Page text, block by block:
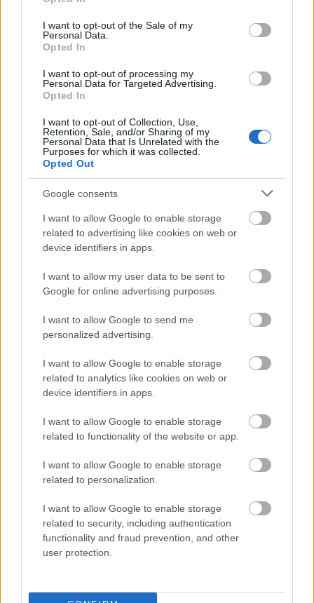
use your data for below specified purposes in below Google
consent section.
I want to opt-out of the Sale of my
Personal Data.
Opted In
I want to opt-out of processing my
Personal Data for Targeted Advertising.
Opted In
I want to opt-out of Collection, Use,
Retention, Sale, and/or Sharing of my
Personal Data that Is Unrelated with the
Purposes for which it was collected.
Opted Out
Google consents
I want to allow Google to enable storage
related to advertising like cookies on web or
device identifiers in apps.
I want to allow my user data to be sent to
Google for online advertising purposes.
I want to allow Google to send me
personalized advertising.
I want to allow Google to enable storage
related to analytics like cookies on web or
device identifiers in apps.
I want to allow Google to enable storage
related to functionality of the website or app.
I want to allow Google to enable storage
related to personalization.
I want to allow Google to enable storage
related to security, including authentication
functionality and fraud prevention, and other
user protection.
Αθλητισμού και Περιβάλλοντος του Δήμου.
Δημητρίου είναι οι εξής:
ΤΕ Μουσικών, με ειδίκευση: Κιθάρα - Ηλεκτρική
κιθάρα -2 θέσεις
ΤΕ Μουσικών, με ειδίκευση: Ελαφρύ Τραγούδι-
Κιθάρα - 2 θέσεις
ΤΕ Μουσικών, με ειδίκευση: Κλαρίνο - 1 θέση
1 θέση
ΤΕ Μουσικών, με ειδίκευση: Μπουζούκι -1 θέση
ΤΕ Μουσικών, με ειδίκευση: Μουσικοκινητική-
Πιάνο -1 θέση
ΤΕ Μουσικών, με ειδίκευση: Βυζαντινής
ΤΕ Μουσικών, με ειδίκευση: Κλαρινέτο -
Σαξόφωνο -1 θέση
ΤΕ Μουσικών, με ειδίκευση: Σαντούρι -
Κλαρίνο -1 θέση